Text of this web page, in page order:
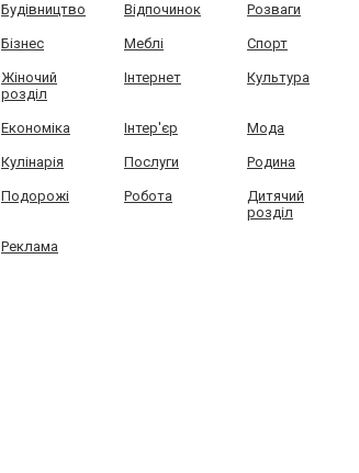
Будівництво Відпочинок Розваги
Бізнес Меблі Спорт
Жіночий
розділ
Інтернет Культура
Економіка Інтер'єр Мода
Кулінарія Послуги Родина
Подорожі Робота
Дитячий
розділ
Реклама